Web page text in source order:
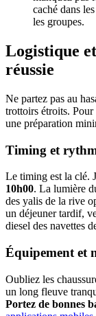
caché dans
les groupes.
Logistique
réussie
Ne partez pas au
trottoirs étroits.
une préparation
Timing et
Le timing est la clé.
10h00. La lumière
des yalis de la rive
un déjeuner tardif,
diesel des navettes
Équipement et
Oubliez les
un long fleuve
Portez de bonnes